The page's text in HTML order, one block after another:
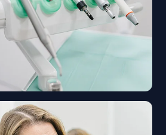
кріпляться на внутрішній
їх повністю
Це дає змогу досягти
з максимальним
Однак лінгвальні
у встановленні та